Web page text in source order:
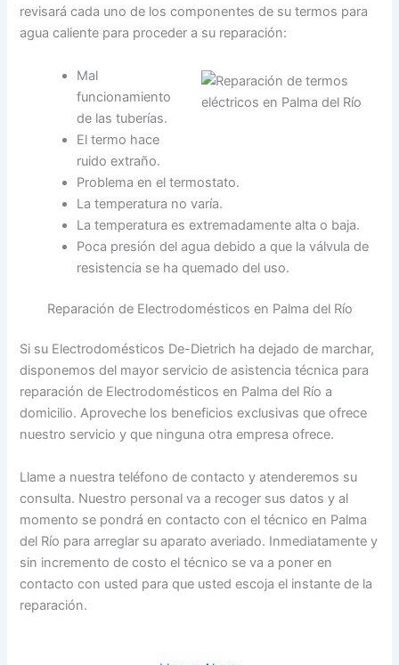
revisará cada uno de los componentes de su termos para
agua caliente para proceder a su reparación:
Mal
funcionamiento
de las tuberías.
El termo hace
ruido extraño.
Problema en el termostato.
La temperatura no varía.
La temperatura es extremadamente alta o baja.
Poca presión del agua debido a que la válvula de
resistencia se ha quemado del uso.
Reparación de Electrodomésticos en Palma del Río
Si su Electrodomésticos De-Dietrich ha dejado de marchar,
disponemos del mayor servicio de asistencia técnica para
reparación de Electrodomésticos en Palma del Río a
domicilio. Aproveche los beneficios exclusivas que ofrece
nuestro servicio y que ninguna otra empresa ofrece.
Llame a nuestra teléfono de contacto y atenderemos su
consulta. Nuestro personal va a recoger sus datos y al
momento se pondrá en contacto con el técnico en Palma
del Río para arreglar su aparato averiado. Inmediatamente y
sin incremento de costo el técnico se va a poner en
contacto con usted para que usted escoja el instante de la
reparación.